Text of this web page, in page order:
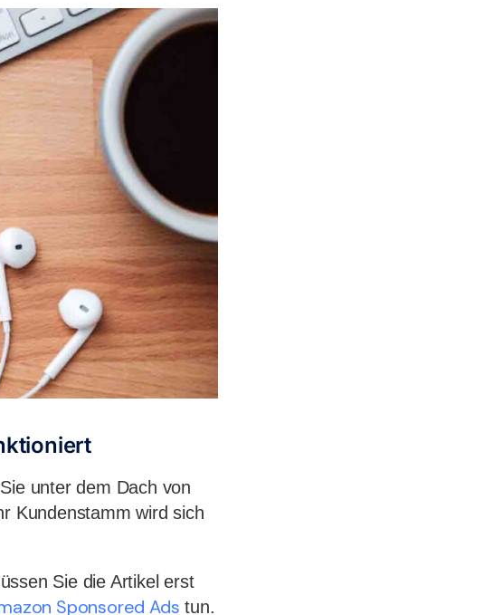
unter dem Dach von
Kundenstamm wird sich
Sie die Artikel erst
Sponsored Ads tun.